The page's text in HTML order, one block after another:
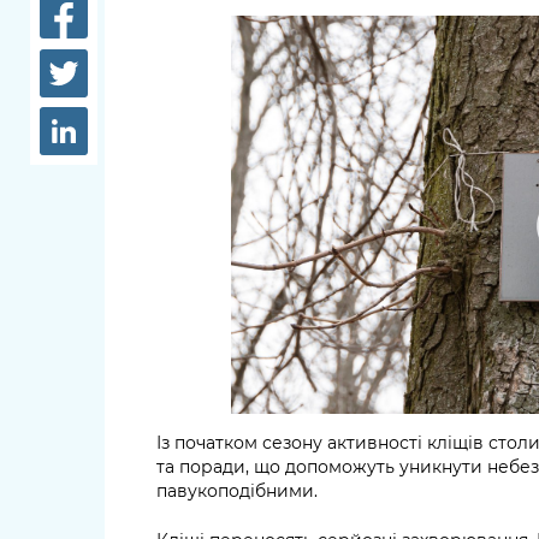
Структура
Рішення та розпорядження
Проєкти розпоряджень, що
перебувають на погодженні
КМВА
довідки
Лікарні
Освіта
заклади
Дороги,
парковки
Із початком сезону активності кліщів
та поради, що допоможуть уникнути
павукоподібними.